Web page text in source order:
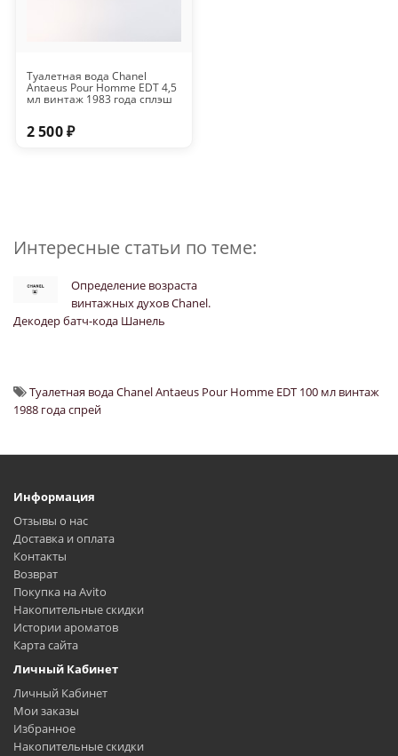
Туалетная вода Chanel
Antaeus Pour Homme EDT 4,5
мл винтаж 1983 года сплэш
2 500 ₽
Интересные статьи по теме:
Определение возраста
винтажных духов Chanel.
Декодер батч-кода Шанель
Туалетная вода Chanel Antaeus Pour Homme EDT 100 мл винтаж
1988 года спрей
Информация
Отзывы о нас
Доставка и оплата
Контакты
Возврат
Покупка на Avito
Накопительные скидки
Истории ароматов
Карта сайта
Личный Кабинет
Личный Кабинет
Мои заказы
Избранное
Накопительные скидки